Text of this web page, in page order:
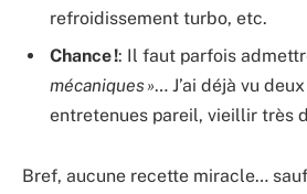
refroidissement turbo, etc.
Chance !: Il faut parfois
mécaniques »… J’ai déjà vu
entretenues pareil, vieillir très
Bref, aucune recette miracle…